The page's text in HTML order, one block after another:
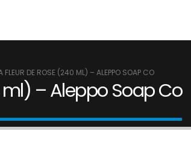
FLEUR DE ROSE (240 ML) – ALEPPO SOAP CO
– Aleppo Soap Co